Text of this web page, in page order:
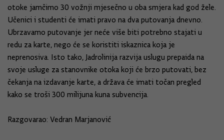
otoke jamčimo 30 vožnji mjesečno u oba smjera kad god žele.
Učenici i studenti će imati pravo na dva putovanja dnevno.
Ubrzavamo putovanje jer neće više biti potrebno stajati u
redu za karte, nego će se koristiti iskaznica koja je
neprenosiva. Isto tako, Jadrolinija razvija uslugu prepaida na
svoje usluge za stanovnike otoka koji će brzo putovati, bez
čekanja na izdavanje karte, a država će imati točan pregled
kako se troši 300 milijuna kuna subvencija.
Razgovarao: Vedran Marjanović